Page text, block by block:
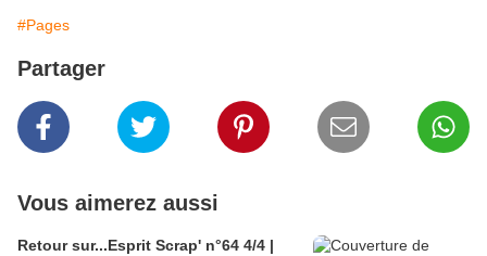
#Pages
Partager
Vous aimerez aussi
Retour sur...Esprit Scrap' n°64 4/4 |